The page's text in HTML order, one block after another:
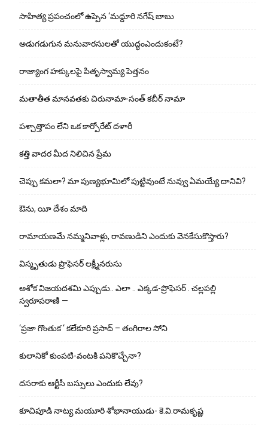
సాహిత్య ప్రపంచంలో ఉప్పెన ‘మద్దూరి నగేష్ బాబు
అడుగ‌డుగున మ‌నువార‌సుల‌తో యుద్ధంఎందుకంటే?
రాజ్యాంగ హక్కులపై పితృస్వామ్య పెత్తనం
మతాతీత మానవతకు చిరునామా-సంత్ కబీర్ నామా
పశ్చాత్తాపం లేని ఒక కార్పోరేట్ దళారీ
కత్తి వాదర మీద నిలిచిన ప్రేమ
చెప్పు క‌మ‌లా? మా పుణ్యభూమిలో పుట్టివుంటే నువ్వు ఏమయ్యే దానివి?
ఔను, యీ దేశం మాది
రామాయణమే నమ్మనివాళ్లు, రావణుడిని ఎందుకు వెనకేసుకొస్తారు?
విస్మృతుడు ప్రొఫెసర్ లక్ష్మీనరుసు
అశోక విజ‌య‌ద‌శ‌మి ఎప్పుడు.. ఎలా .. ఎక్క‌డ‌-ప్రొఫెసర్ . చల్లపల్లి
స్వరూపరాణి —
‘ప్రజా గొంతుక ‘ కలేకూరి ప్రసాద్ – తంగిరాల సోని
కులానికో కుంప‌టి-వంట‌కి ప‌నికొచ్చేనా?
ద‌స‌రాకు ఆర్టీసీ బ‌స్సులు ఎందుకు లేవు?
కూచిపూడి నాట్య మ‌యూరి శోభానాయుడు- కె.వి.రామకృష్ణ